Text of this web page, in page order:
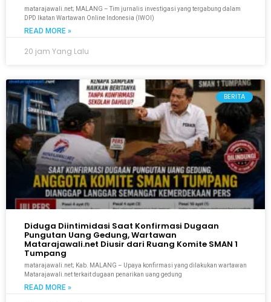
matarajawali.net; MALANG – Tim jurnalis investigasi yang tergabung dalam
DPD Ikatan Wartawan Online Indonesia (IWOI)
READ MORE »
20 jam Yang Lalu
BERITA
Diduga Diintimidasi Saat Konfirmasi Dugaan
Pungutan Uang Gedung, Wartawan
Matarajawali.net Diusir dari Ruang Komite SMAN 1
Tumpang
matarajawali.net; Kab. MALANG – Upaya konfirmasi yang dilakukan wartawan
Matarajawali.net terkait dugaan penarikan uang gedung
READ MORE »